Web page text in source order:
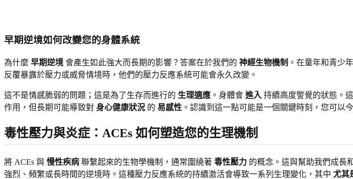
早期逆境如何改變您的身體系統
為什麼 早期逆境 會產生如此強大而長期的影響？答案在於我們的 神經生物機制 。在童年和青少
反覆暴露於壓力或威脅情境時，他們的壓力反應系統可能會永久改變。
這不是情感脆弱的問題；這是為了生存而進行的 生理適應 。身體會 進入 持續高度警覺的狀態。
作用，但長期可能導致對 身心健康狀況 的 易感性 。認識到這一點可能是一個關鍵時刻，您可以
毒性壓力與炎症：ACEs 如何塑造您的生理機制
將 ACEs 與 慢性疾病 聯繫起來的生物學機制，通常圍繞著 毒性壓力 的概念。這與幫助我們成長
強烈、頻繁或長時間的逆境時。這種壓力反應系統的持續激活會導致一系列生理變化，其中 尤其